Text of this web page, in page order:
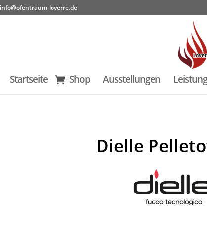
info@ofentraum-loverre.de
Startseite Shop Ausstellungen
Dielle